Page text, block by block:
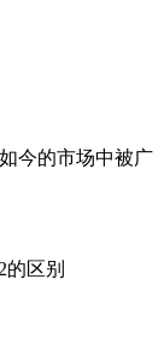
今的市场中被广